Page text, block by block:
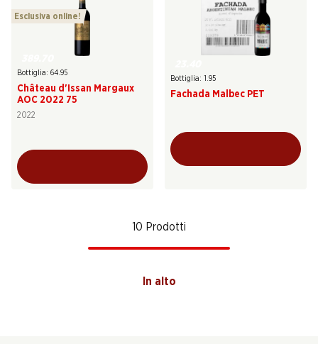
Esclusiva online!
Bottiglia: 64.95
Château d'Issan Margaux
AOC 2022 75
2022
Bottiglia: 1.95
Fachada Malbec PET
10 Prodotti
In alto